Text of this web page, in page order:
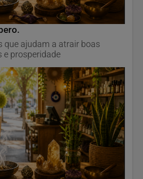
que ajudam a atrair boas
e prosperidade